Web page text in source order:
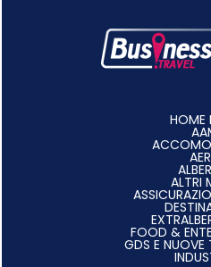
HOME
ALTRI
FOOD &
GDS E NUOVE